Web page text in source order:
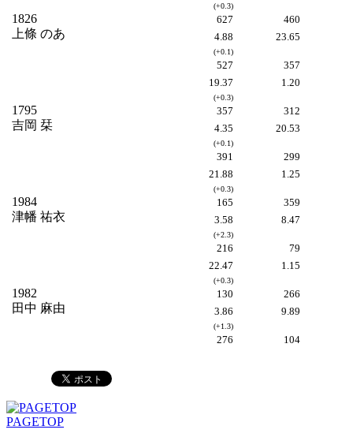
1826
上條 のあ
(+0.3)
627
460
4.88
(+0.1)
527
23.65
357
1795
吉岡 栞
19.37
(+0.3)
357
1.20
312
4.35
(+0.1)
391
20.53
299
1984
津幡 祐衣
21.88
(+0.3)
165
1.25
359
3.58
(+2.3)
216
8.47
79
1982
田中 麻由
22.47
(+0.3)
130
1.15
266
3.86
(+1.3)
276
9.89
104
PAGETOP